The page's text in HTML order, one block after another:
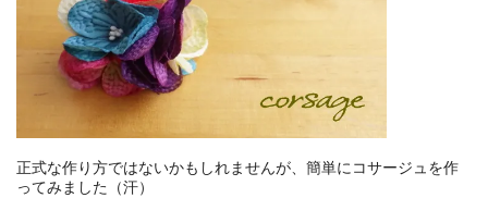
正式な作り方ではないかもしれませんが、簡単にコサージュを作
ってみました（汗）